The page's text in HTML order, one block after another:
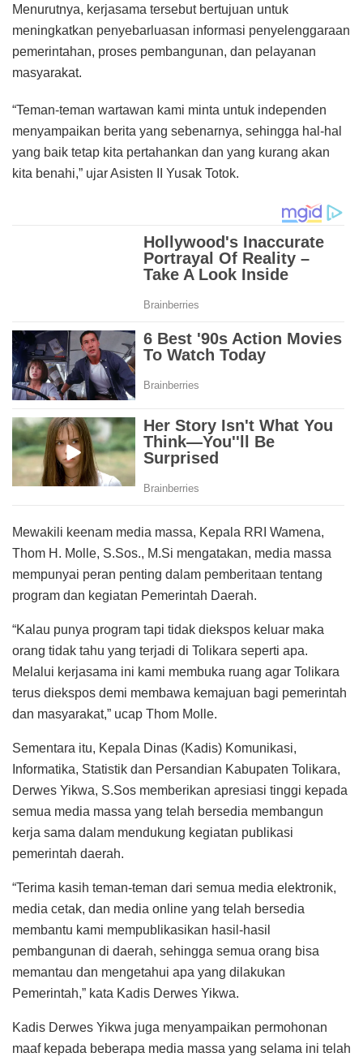
Menurutnya, kerjasama tersebut bertujuan untuk
meningkatkan penyebarluasan informasi penyelenggaraan
pemerintahan, proses pembangunan, dan pelayanan
masyarakat.
“Teman-teman wartawan kami minta untuk independen
menyampaikan berita yang sebenarnya, sehingga hal-hal
yang baik tetap kita pertahankan dan yang kurang akan
kita benahi,” ujar Asisten II Yusak Totok.
Mewakili keenam media massa, Kepala RRI Wamena,
Thom H. Molle, S.Sos., M.Si mengatakan, media massa
mempunyai peran penting dalam pemberitaan tentang
program dan kegiatan Pemerintah Daerah.
“Kalau punya program tapi tidak diekspos keluar maka
orang tidak tahu yang terjadi di Tolikara seperti apa.
Melalui kerjasama ini kami membuka ruang agar Tolikara
terus diekspos demi membawa kemajuan bagi pemerintah
dan masyarakat,” ucap Thom Molle.
Sementara itu, Kepala Dinas (Kadis) Komunikasi,
Informatika, Statistik dan Persandian Kabupaten Tolikara,
Derwes Yikwa, S.Sos memberikan apresiasi tinggi kepada
semua media massa yang telah bersedia membangun
kerja sama dalam mendukung kegiatan publikasi
pemerintah daerah.
“Terima kasih teman-teman dari semua media elektronik,
media cetak, dan media online yang telah bersedia
membantu kami mempublikasikan hasil-hasil
pembangunan di daerah, sehingga semua orang bisa
memantau dan mengetahui apa yang dilakukan
Pemerintah,” kata Kadis Derwes Yikwa.
Kadis Derwes Yikwa juga menyampaikan permohonan
maaf kepada beberapa media massa yang selama ini telah